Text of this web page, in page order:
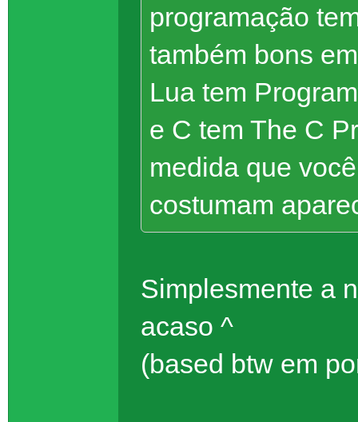
programação
também bons
Lua tem
e C tem The C
medida que
costumam
Simplesmente a
acaso ^
(based btw em